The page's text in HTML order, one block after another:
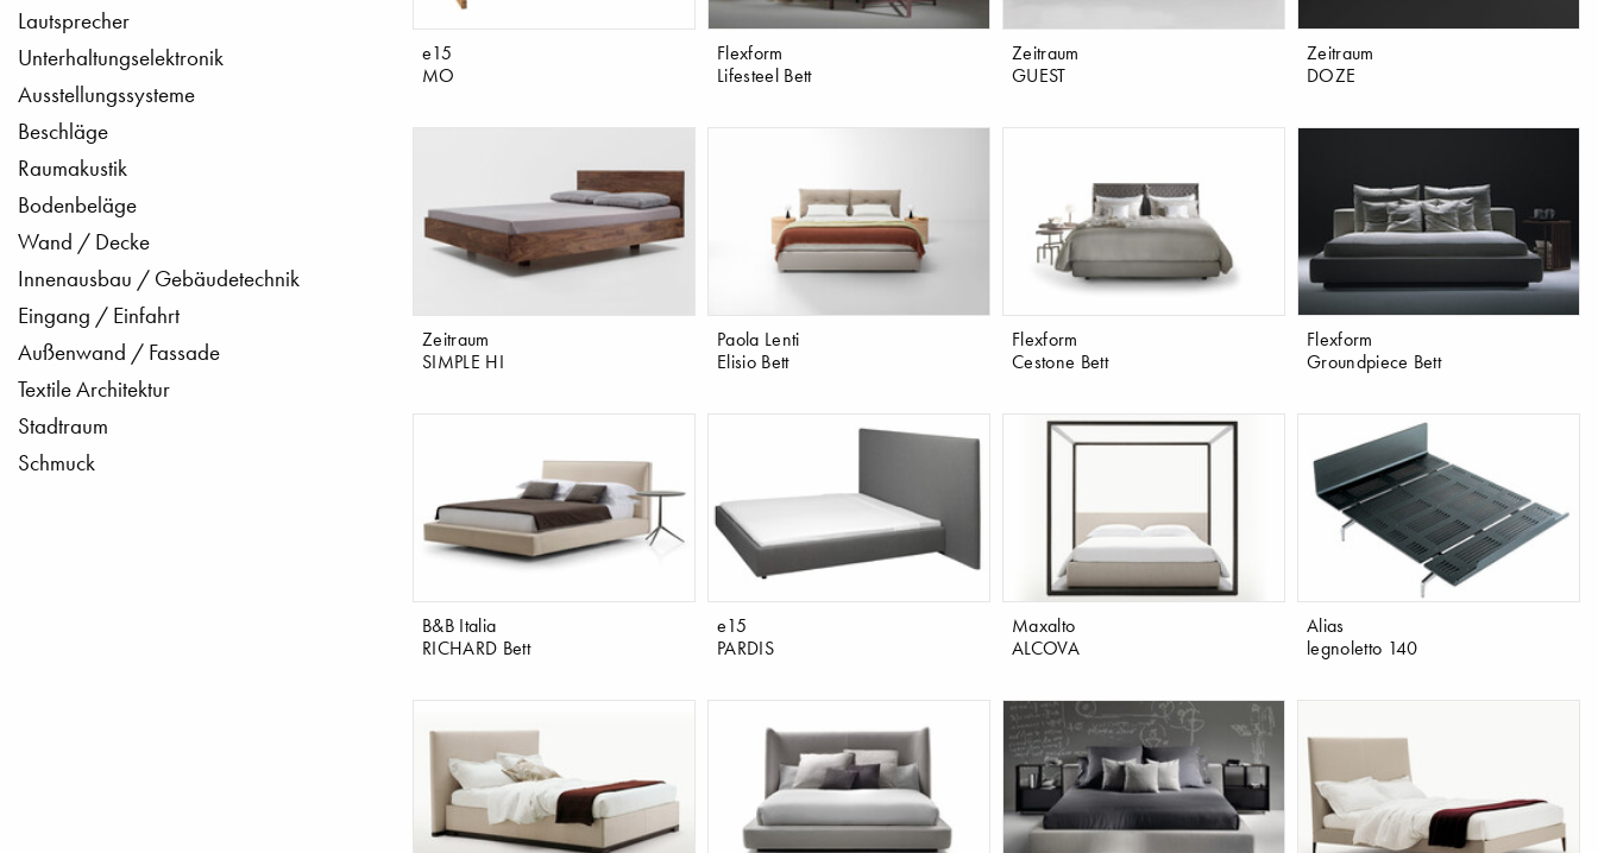
Lautsprecher
Unterhaltungselektronik
Ausstellungssysteme
Beschläge
Raumakustik
Bodenbeläge
Wand / Decke
Innenausbau / Gebäudetechnik
Eingang / Einfahrt
Außenwand / Fassade
Textile Architektur
Stadtraum
Schmuck
e15
MO
Flexform
Lifesteel Bett
Zeitraum
GUEST
Zeitraum
DOZE
Zeitraum
SIMPLE HI
Paola Lenti
Elisio Bett
Flexform
Cestone Bett
Flexform
Groundpiece Bett
B&B Italia
RICHARD Bett
e15
PARDIS
Maxalto
ALCOVA
Alias
legnoletto 140